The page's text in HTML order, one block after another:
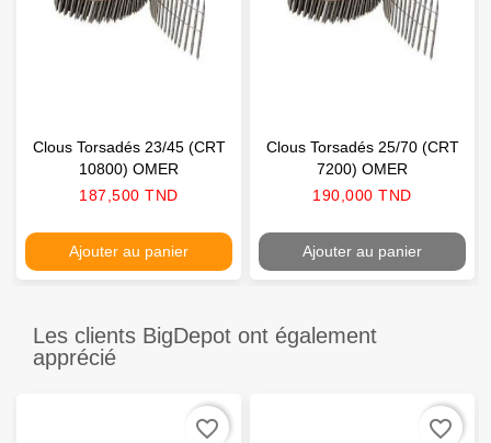
Clous Torsadés 23/45 (CRT
10800) OMER
Prix
187,500 TND
Ajouter au panier
Clous Torsadés 25/70 (CRT
7200) OMER
Prix
190,000 TND
Ajouter au panier
Les clients BigDepot ont également
apprécié
favorite_border favorite_border